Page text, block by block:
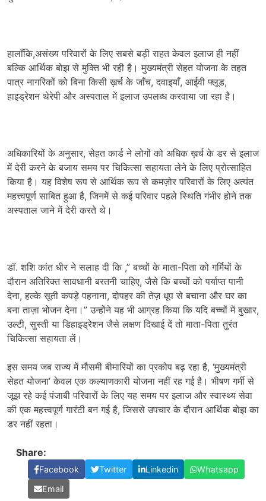
हालाँकि,असंख्य परिवारों के लिए सबसे बड़ी राहत केवल इलाज ही नहीं
बल्कि आर्थिक बोझ से मुक्ति भी रही है। मुख्यमंत्री सेहत योजना के तहत
पात्र नागरिकों को बिना किसी ख़र्च के जाँच, दवाइयाँ, आईवी फ्लूड,
हाइड्रेशन थेरेपी और अस्पताल में इलाज उपलब्ध करवाया जा रहा है।
अधिकारियों के अनुसार, सेहत कार्ड ने लोगों को अधिक ख़र्च के डर से इलाज
में देरी करने के बजाय समय पर चिकित्सा सहायता लेने के लिए प्रोत्साहित
किया है। यह विशेष रूप से आर्थिक रूप से कमज़ोर परिवारों के लिए अत्यंत
महत्त्वपूर्ण साबित हुआ है, जिनमें से कई परिवार पहले स्थिति गंभीर होने तक
अस्पताल जाने में देरी करते थे।
डॉ. शशि कांत धीर ने सलाह दी कि ,” बच्चों के माता-पिता को गर्मियों के
दौरान अतिरिक्त सावधानी बरतनी चाहिए, जैसे कि बच्चों को पर्याप्त पानी
देना, हल्के सूती कपड़े पहनाना, दोपहर की तेज़ धूप से बचाना और घर का
बना ताज़ा भोजन देना।” उन्होंने यह भी आग्रह किया कि यदि बच्चों में बुखार,
उल्टी, सुस्ती या डिहाइड्रेशन जैसे लक्षण दिखाई दें तो माता-पिता तुरंत
चिकित्सा सहायता लें।
इस समय जब राज्य में मौसमी बीमारियों का प्रकोप बढ़ रहा है, ‘मुख्यमंत्री
सेहत योजना’ केवल एक कल्याणकारी योजना नहीं रह गई है। भीषण गर्मी से
जूझ रहे कई पंजाबी परिवारों के लिए यह समय पर इलाज और स्वास्थ्य सेवा
की एक महत्त्वपूर्ण गारंटी बन गई है, जिससे उपचार के दौरान आर्थिक बोझ का
डर नहीं रहता।
Share:
Facebook Twitter Linkedin
Whatsapp
Email